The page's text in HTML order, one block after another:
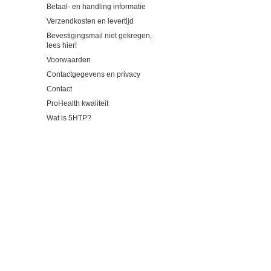
Betaal- en handling informatie
Verzendkosten en levertijd
Bevestigingsmail niet gekregen,
lees hier!
Voorwaarden
Contactgegevens en privacy
Contact
ProHealth kwaliteit
Wat is 5HTP?